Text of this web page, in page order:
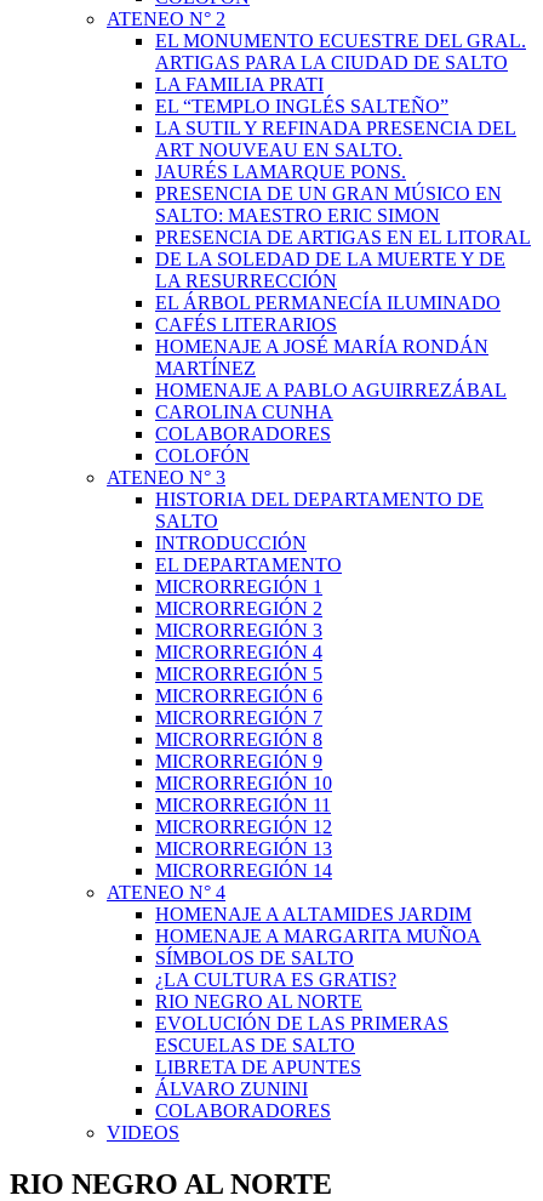
ATENEO N° 2
EL MONUMENTO ECUESTRE DEL GRAL.
ARTIGAS PARA LA CIUDAD DE SALTO
LA FAMILIA PRATI
EL “TEMPLO INGLÉS SALTEÑO”
LA SUTIL Y REFINADA PRESENCIA DEL
ART NOUVEAU EN SALTO.
JAURÉS LAMARQUE PONS.
PRESENCIA DE UN GRAN MÚSICO EN
SALTO: MAESTRO ERIC SIMON
PRESENCIA DE ARTIGAS EN EL LITORAL
DE LA SOLEDAD DE LA MUERTE Y DE
LA RESURRECCIÓN
EL ÁRBOL PERMANECÍA ILUMINADO
CAFÉS LITERARIOS
HOMENAJE A JOSÉ MARÍA RONDÁN
MARTÍNEZ
HOMENAJE A PABLO AGUIRREZÁBAL
CAROLINA CUNHA
COLABORADORES
COLOFÓN
ATENEO N° 3
HISTORIA DEL DEPARTAMENTO DE
SALTO
INTRODUCCIÓN
EL DEPARTAMENTO
MICRORREGIÓN 1
MICRORREGIÓN 2
MICRORREGIÓN 3
MICRORREGIÓN 4
MICRORREGIÓN 5
MICRORREGIÓN 6
MICRORREGIÓN 7
MICRORREGIÓN 8
MICRORREGIÓN 9
MICRORREGIÓN 10
MICRORREGIÓN 11
MICRORREGIÓN 12
MICRORREGIÓN 13
MICRORREGIÓN 14
ATENEO N° 4
HOMENAJE A ALTAMIDES JARDIM
HOMENAJE A MARGARITA MUÑOA
SÍMBOLOS DE SALTO
¿LA CULTURA ES GRATIS?
RIO NEGRO AL NORTE
EVOLUCIÓN DE LAS PRIMERAS
ESCUELAS DE SALTO
LIBRETA DE APUNTES
ÁLVARO ZUNINI
COLABORADORES
VIDEOS
RIO NEGRO AL NORTE